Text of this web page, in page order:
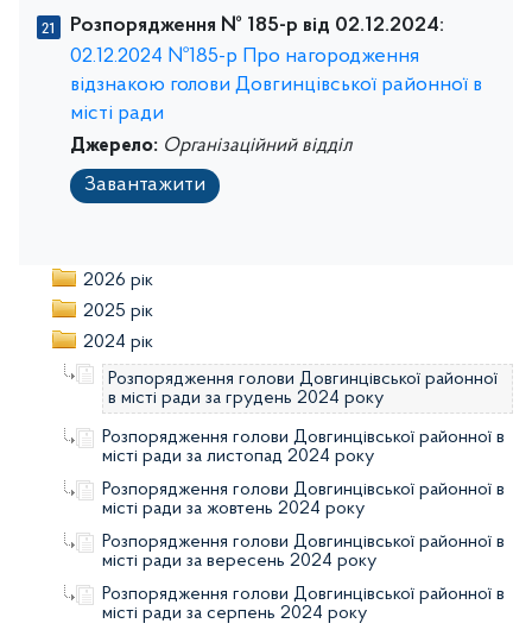
Розпорядження № 185-р від 02.12.2024:
02.12.2024 №185-р Про нагородження
відзнакою голови Довгинцівської районної в
місті ради
Джерело: Організаційний відділ
Завантажити
2026 рік
2025 рік
2024 рік
Розпорядження голови Довгинцівської районної
в місті ради за грудень 2024 року
Розпорядження голови Довгинцівської районної в
місті ради за листопад 2024 року
Розпорядження голови Довгинцівської районної в
місті ради за жовтень 2024 року
Розпорядження голови Довгинцівської районної в
місті ради за вересень 2024 року
Розпорядження голови Довгинцівської районної в
місті ради за серпень 2024 року